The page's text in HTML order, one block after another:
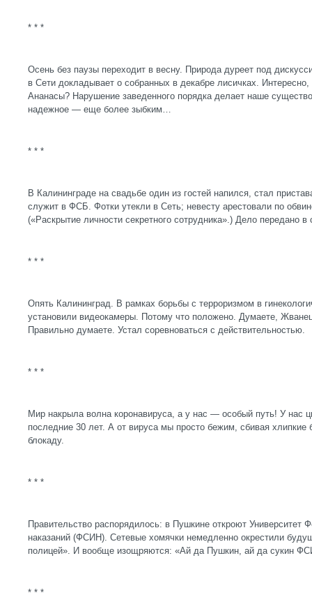
* * *
Осень без паузы переходит в весну. Природа дуреет под
в Сети докладывает о собранных в декабре лисичках.
Ананасы? Нарушение заведенного порядка делает наше
надежное — еще более зыбким…
* * *
В Калининграде на свадьбе один из гостей напился, стал
служит в ФСБ. Фотки утекли в Сеть; невесту арестовали по
(«Раскрытие личности секретного сотрудника».) Дело передано
* * *
Опять Калининград. В рамках борьбы с терроризмом в
установили видеокамеры. Потому что положено. Думаете,
Правильно думаете. Устал соревноваться с действительностью.
* * *
Мир накрыла волна коронавируса, а у нас — особый путь! У нас
последние 30 лет. А от вируса мы просто бежим, сбивая хлипкие
блокаду.
* * *
Правительство распорядилось: в Пушкине откроют Университет
наказаний (ФСИН). Сетевые хомячки немедленно окрестили
полицей». И вообще изощряются: «Ай да Пушкин, ай да сукин
* * *